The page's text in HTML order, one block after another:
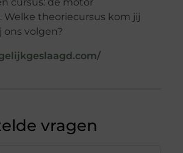
Welke theoriecursus kom jij
volgen?
vragen